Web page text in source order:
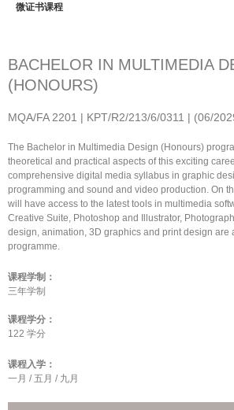
微证书课程
BACHELOR IN MULTIMEDIA
(HONOURS)
MQA/FA 2201 | KPT/R2/213/6/0311 | (06/
The Bachelor in Multimedia Design (Honours)
theoretical and practical aspects of this exciting
comprehensive digital media syllabus in graphic
programming and sound and video production. On
will have access to the latest tools in multimedia
Creative Suite, Photoshop and Illustrator,
design, animation, 3D graphics and print design are
programme.
课程学制：
三年学制
课程学分：
122 学分
课程入学：
一月 / 五月 / 九月